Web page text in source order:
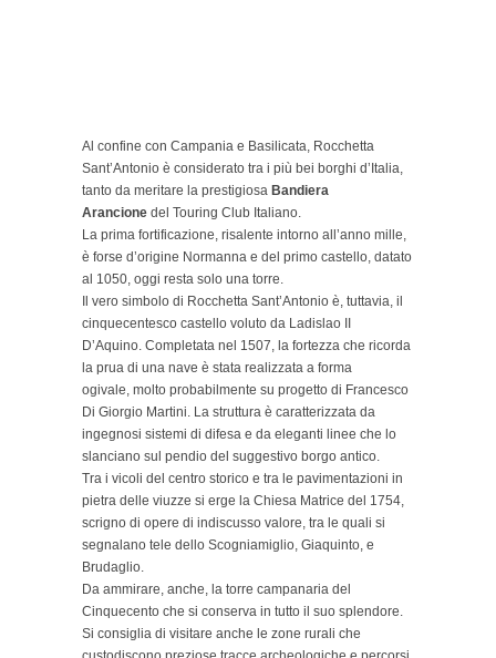
Al confine con Campania e Basilicata, Rocchetta
Sant’Antonio è considerato tra i più bei borghi d’Italia,
tanto da meritare la prestigiosa Bandiera
Arancione del Touring Club Italiano.
La prima fortificazione, risalente intorno all’anno mille,
è forse d’origine Normanna e del primo castello, datato
al 1050, oggi resta solo una torre.
Il vero simbolo di Rocchetta Sant’Antonio è, tuttavia, il
cinquecentesco castello voluto da Ladislao II
D’Aquino. Completata nel 1507, la fortezza che ricorda
la prua di una nave è stata realizzata a forma
ogivale, molto probabilmente su progetto di Francesco
Di Giorgio Martini. La struttura è caratterizzata da
ingegnosi sistemi di difesa e da eleganti linee che lo
slanciano sul pendio del suggestivo borgo antico.
Tra i vicoli del centro storico e tra le pavimentazioni in
pietra delle viuzze si erge la Chiesa Matrice del 1754,
scrigno di opere di indiscusso valore, tra le quali si
segnalano tele dello Scogniamiglio, Giaquinto, e
Brudaglio.
Da ammirare, anche, la torre campanaria del
Cinquecento che si conserva in tutto il suo splendore.
Si consiglia di visitare anche le zone rurali che